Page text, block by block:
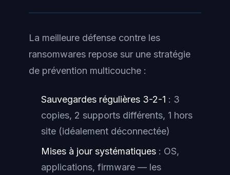
La meilleure défense contre les
ransomwares repose sur une stratégie
de prévention multicouche :
Sauvegardes régulières 3-2-1 : 3
copies, 2 supports différents, 1 hors
site (idéalement déconnectée)
Mises à jour systématiques : OS,
applications, firmware — les